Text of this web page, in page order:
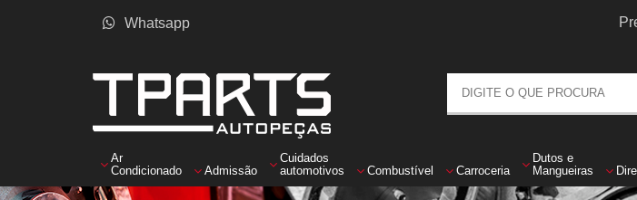
Whatsapp
Ar
Condicionado
Admissão
Cuidados
automotivos
Combustível Carroceria
Dutos e
Mangueiras